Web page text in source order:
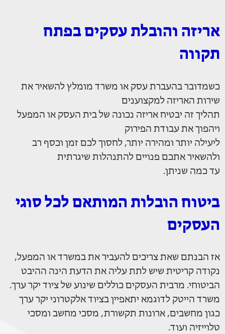
אריזה והובלת עסקים בפתח
תקווה
כשמדובר בהעברת עסק או משרד מומלץ להשאיר את
שירות האריזה למקצוענים
תהליך זה יבטיח אריזה נכונה של בית העסק או המפעל
ויהפוך את עבודת הפירוק
ליעילה יותר ומהירה יותר, לחסוך לכם זמן וכסף רב
ולהשאיר אתכם פנויים להתנהלות שיגרתית
עד כמה שניתן.
ביטוח הובלות המותאם לכל סוגי
העסקים
אז הבנתם שאת צריכים להעביר את במשרד או המפעל,
נקודה קריטית שיש לתת עליה את הדעת הינה ההיבט
הביטוחי. מרבית העסקים כוללים שינוע של ציוד יקר ערך.
משרד הייטק לדוגמא יתאפיין בציוד אלקטרוני יקר ערך
כגון מחשבים, ארונות תקשורת, מסכי מחשב ומסכי
טלוייזיה ועוד.